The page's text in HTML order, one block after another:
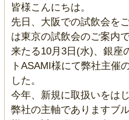
皆様こんにちは。
先日、大阪での試飲会を
は東京の試飲会のご案内で
来たる10月3日(水)、銀座
トASAMI様にて弊社主催
した。
今年、新規に取扱いをは
弊社の主軸でありますブ